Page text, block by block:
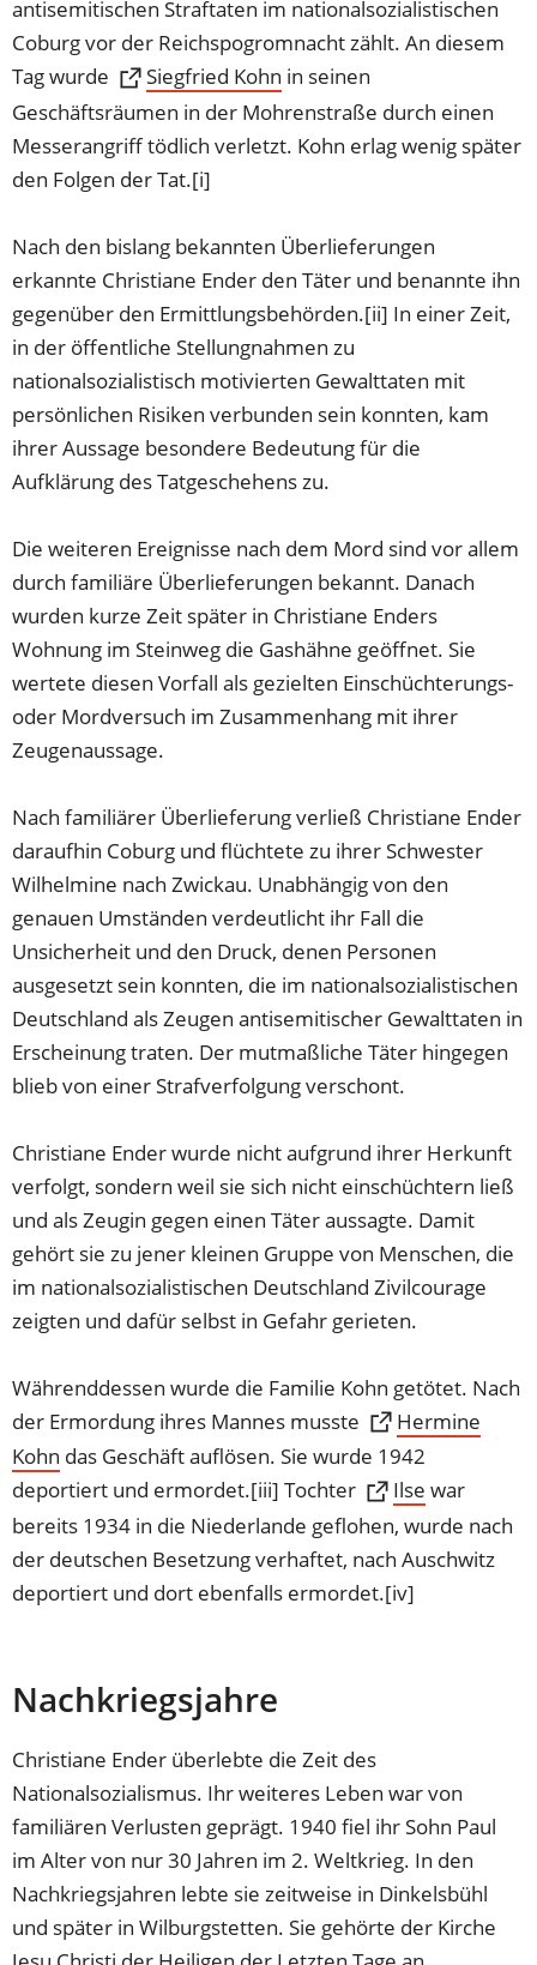
antisemitischen Straftaten im nationalsozialistischen
Coburg vor der Reichspogromnacht zählt. An diesem
Tag wurde
Siegfried Kohn
(Öffnet
in
einem
neuen
in seinen
Geschäftsräumen in der Mohrenstraße durch einen
Messerangriff tödlich verletzt. Kohn erlag wenig später
den Folgen der Tat.[i]
Nach den bislang bekannten Überlieferungen
erkannte Christiane Ender den Täter und benannte ihn
gegenüber den Ermittlungsbehörden.[ii] In einer Zeit,
in der öffentliche Stellungnahmen zu
nationalsozialistisch motivierten Gewalttaten mit
persönlichen Risiken verbunden sein konnten, kam
ihrer Aussage besondere Bedeutung für die
Aufklärung des Tatgeschehens zu.
Die weiteren Ereignisse nach dem Mord sind vor allem
durch familiäre Überlieferungen bekannt. Danach
wurden kurze Zeit später in Christiane Enders
Wohnung im Steinweg die Gashähne geöffnet. Sie
wertete diesen Vorfall als gezielten Einschüchterungs-
oder Mordversuch im Zusammenhang mit ihrer
Zeugenaussage.
Nach familiärer Überlieferung verließ Christiane Ender
daraufhin Coburg und flüchtete zu ihrer Schwester
Wilhelmine nach Zwickau. Unabhängig von den
genauen Umständen verdeutlicht ihr Fall die
Unsicherheit und den Druck, denen Personen
ausgesetzt sein konnten, die im nationalsozialistischen
Deutschland als Zeugen antisemitischer Gewalttaten in
Erscheinung traten. Der mutmaßliche Täter hingegen
blieb von einer Strafverfolgung verschont.
Christiane Ender wurde nicht aufgrund ihrer Herkunft
verfolgt, sondern weil sie sich nicht einschüchtern ließ
und als Zeugin gegen einen Täter aussagte. Damit
gehört sie zu jener kleinen Gruppe von Menschen, die
im nationalsozialistischen Deutschland Zivilcourage
zeigten und dafür selbst in Gefahr gerieten.
Währenddessen wurde die Familie Kohn getötet. Nach
der Ermordung ihres Mannes musste
Hermine
Kohn
(Öffnet
in
einem
neuen
Tab)
das Geschäft auflösen. Sie wurde 1942
deportiert und ermordet.[iii] Tochter
Ilse
(Öffnet
in
einem
neuen
war
bereits 1934 in die Niederlande geflohen, wurde nach
der deutschen Besetzung verhaftet, nach Auschwitz
deportiert und dort ebenfalls ermordet.[iv]
Nachkriegsjahre
Christiane Ender überlebte die Zeit des
Nationalsozialismus. Ihr weiteres Leben war von
familiären Verlusten geprägt. 1940 fiel ihr Sohn Paul
im Alter von nur 30 Jahren im 2. Weltkrieg. In den
Nachkriegsjahren lebte sie zeitweise in Dinkelsbühl
und später in Wilburgstetten. Sie gehörte der Kirche